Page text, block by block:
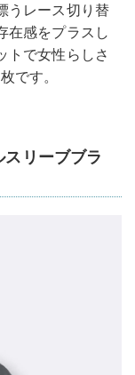
うレース切り替
在感をプラスし
トで女性らしさ
です。
リーブブラ